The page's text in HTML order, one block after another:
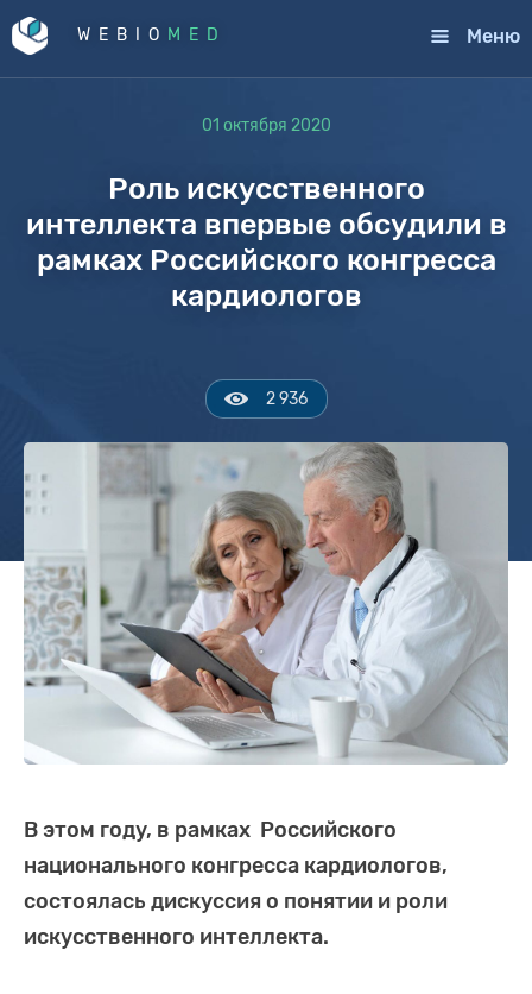
WEBIO MED Меню
01 октября 2020
Роль искусственного
интеллекта впервые обсудили в
рамках Российского конгресса
кардиологов
2 936
В этом году, в рамках Российского
национального конгресса кардиологов,
состоялась дискуссия о понятии и роли
искусственного интеллекта.